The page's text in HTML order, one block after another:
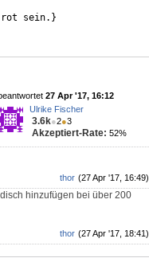
rot sein. }
27 Apr '17, 16:12
Ulrike Fischer
3.6k●2●3
Akzeptiert-Rate: 52%
(27 Apr '17, 16:49)
thor
hinzufügen bei über 200
(27 Apr '17, 18:41)
thor